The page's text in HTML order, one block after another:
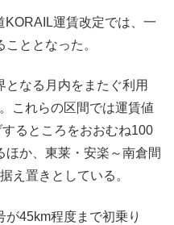
運賃改定では、一
ととなった。
なる月内をまたぐ利用
これらの区間では運賃値
るところをおおむね100
ほか、東莱・安楽～南倉間
え置きとしている。
45km程度まで初乗り